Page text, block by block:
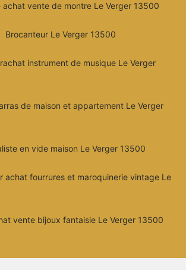
achat vente de montre Le Verger 13500
Brocanteur Le Verger 13500
instrument de musique Le Verger
de maison et appartement Le Verger
en vide maison Le Verger 13500
achat fourrures et maroquinerie vintage Le
vente bijoux fantaisie Le Verger 13500